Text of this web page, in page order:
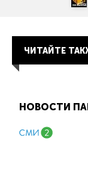
ЧИТАЙТЕ
НОВОСТИ